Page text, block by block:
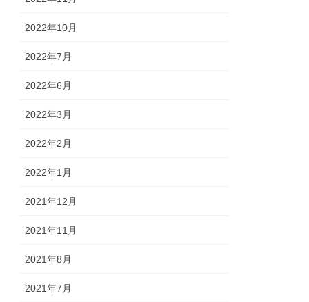
2022年10月
2022年7月
2022年6月
2022年3月
2022年2月
2022年1月
2021年12月
2021年11月
2021年8月
2021年7月